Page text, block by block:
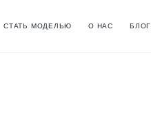
СТАТЬ МОДЕЛЬЮ О НАС БЛОГ